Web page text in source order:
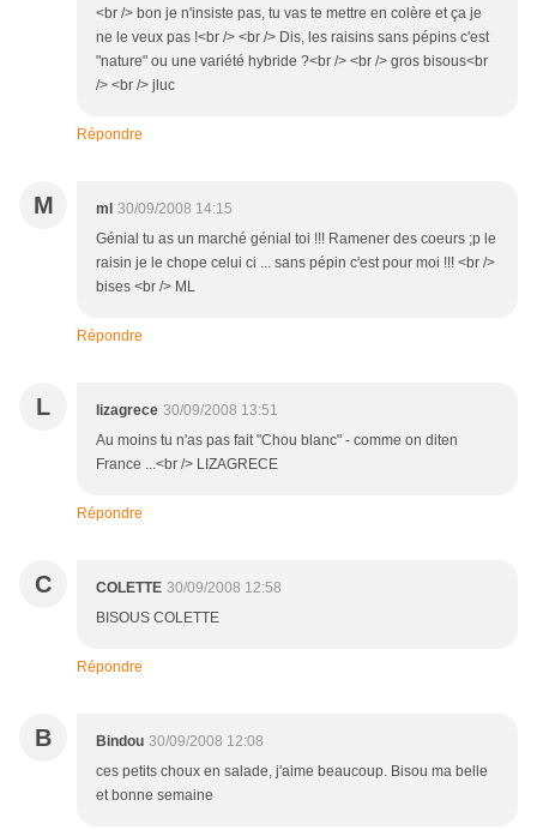
<br /> bon je n'insiste pas, tu vas te mettre en colère et ça je
ne le veux pas !<br /> <br /> Dis, les raisins sans pépins c'est
"nature" ou une variété hybride ?<br /> <br /> gros bisous<br
/> <br /> jluc
Répondre
M ml 30/09/2008 14:15
Génial tu as un marché génial toi !!! Ramener des coeurs ;p le
raisin je le chope celui ci ... sans pépin c'est pour moi !!! <br />
bises <br /> ML
Répondre
L lizagrece 30/09/2008 13:51
Au moins tu n'as pas fait "Chou blanc" - comme on diten
France ...<br /> LIZAGRECE
Répondre
C COLETTE 30/09/2008 12:58
BISOUS COLETTE
Répondre
B Bindou 30/09/2008 12:08
ces petits choux en salade, j'aime beaucoup. Bisou ma belle
et bonne semaine